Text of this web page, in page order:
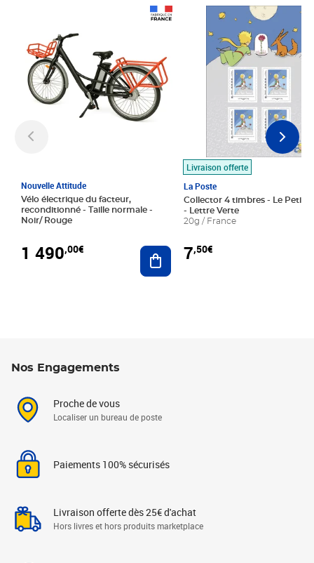
Nouvelle Attitude
Vélo électrique du facteur,
reconditionné - Taille normale -
Noir/ Rouge
1 490,00€ Ajouter au panier
Livraison offerte
La Poste
Collector 4 timbres - Le Petit
- Lettre Verte
20g / France
7,50€
Prix 7,50€
Nos Engagements
Proche de vous
Localiser un bureau de poste
Paiements 100% sécurisés
Livraison offerte dès 25€ d'achat
Hors livres et hors produits marketplace